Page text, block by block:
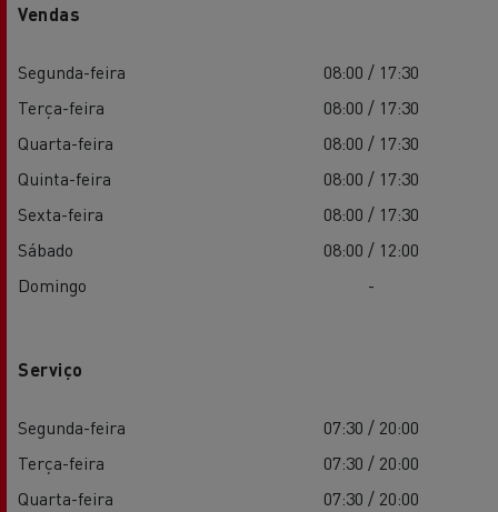
Vendas
Segunda-feira
08:00 / 17:30
Terça-feira
08:00 / 17:30
Quarta-feira
08:00 / 17:30
Quinta-feira
08:00 / 17:30
Sexta-feira
08:00 / 17:30
Sábado
08:00 / 12:00
Domingo
-
Serviço
Segunda-feira
07:30 / 20:00
Terça-feira
07:30 / 20:00
Quarta-feira
07:30 / 20:00